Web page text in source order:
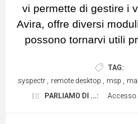
vi permette di gestire i
Avira, offre diversi
possono tornarvi utili
Scenario
Siete in giro per
magari in treno o in
TAG:
syspectr
remote desktop msp
PARLIAMO DI ...:
Accesso